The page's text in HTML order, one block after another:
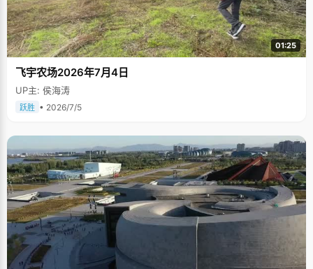
01:25
飞宇农场2026年7月4日
UP主: 侯海涛
跃胜 • 2026/7/5